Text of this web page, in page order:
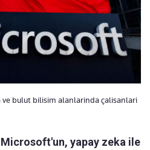
ve bulut bilisim alanlarinda çalisanlari
yapay zeka ile